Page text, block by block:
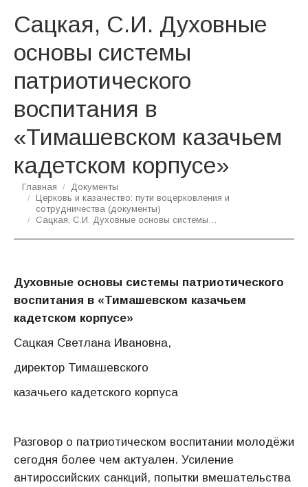
Сацкая, С.И. Духовные
основы системы
патриотического
воспитания в
«Тимашевском казачьем
кадетском корпусе»
Вы здесь:
Главная
Документы
Церковь и казачество: пути воцерковления и
сотрудничества (документы)
Сацкая, С.И. Духовные основы системы…
Духовные основы системы патриотического
воспитания в «Тимашевском казачьем
кадетском корпусе»
Сацкая Светлана Ивановна,
директор Тимашевского
казачьего кадетского корпуса
Разговор о патриотическом воспитании молодёжи
сегодня более чем актуален. Усиление
антироссийских санкций, попытки вмешательства